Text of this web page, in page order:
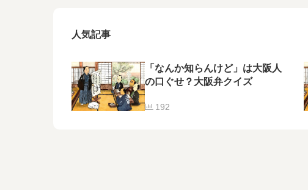
人気記事
「なんか知らんけど」は大阪人
の口ぐせ？大阪弁クイズ
192